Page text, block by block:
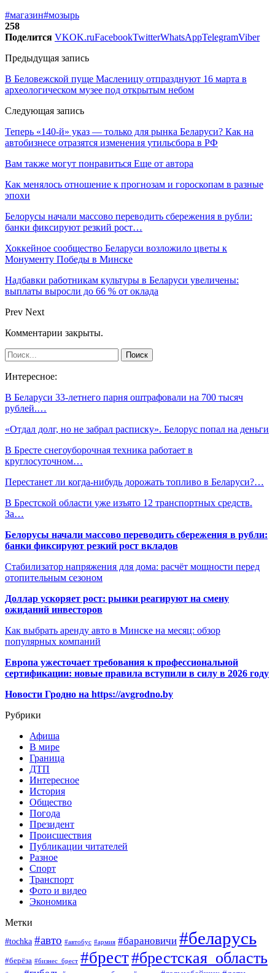
#магазин#мозырь
258
Поделится VKOK.ruFacebookTwitterWhatsAppTelegramViber
Предыдущая запись
В Беловежской пуще Масленицу отпразднуют 16 марта в
археологическом музее под открытым небом
Следующая запись
Теперь «140-й» указ — только для рынка Беларуси? Как на
автобизнесе отразятся изменения утильсбора в РФ
Вам также могут понравиться Еще от автора
Как менялось отношение к прогнозам и гороскопам в разные
эпохи
Белорусы начали массово переводить сбережения в рубли:
банки фиксируют резкий рост…
Хоккейное сообщество Беларуси возложило цветы к
Монументу Победы в Минске
Надбавки работникам культуры в Беларуси увеличены:
выплаты выросли до 66 % от оклада
Prev Next
Комментарии закрыты.
Интересное:
В Беларуси 33-летнего парня оштрафовали на 700 тысяч
рублей.…
«Отдал долг, но не забрал расписку». Белорус попал на деньги
В Бресте снегоуборочная техника работает в
круглосуточном…
Перестанет ли когда-нибудь дорожать топливо в Беларуси?…
В Брестской области уже изъято 12 транспортных средств.
За…
Белорусы начали массово переводить сбережения в рубли:
банки фиксируют резкий рост вкладов
Стабилизатор напряжения для дома: расчёт мощности перед
отопительным сезоном
Доллар ускоряет рост: рынки реагируют на смену
ожиданий инвесторов
Как выбрать аренду авто в Минске на месяц: обзор
популярных компаний
Европа ужесточает требования к профессиональной
сертификации: новые правила вступили в силу в 2026 году
Новости Гродно на https://avgrodno.by
Рубрики
Афиша
В мире
Граница
ДТП
Интересное
История
Общество
Погода
Президент
Происшествия
Публикации читателей
Разное
Спорт
Транспорт
Фото и видео
Экономика
Метки
#tochka #авто #автобус #армия #барановичи #беларусь
#берёза #бизнес_брест #брест#брестская_область